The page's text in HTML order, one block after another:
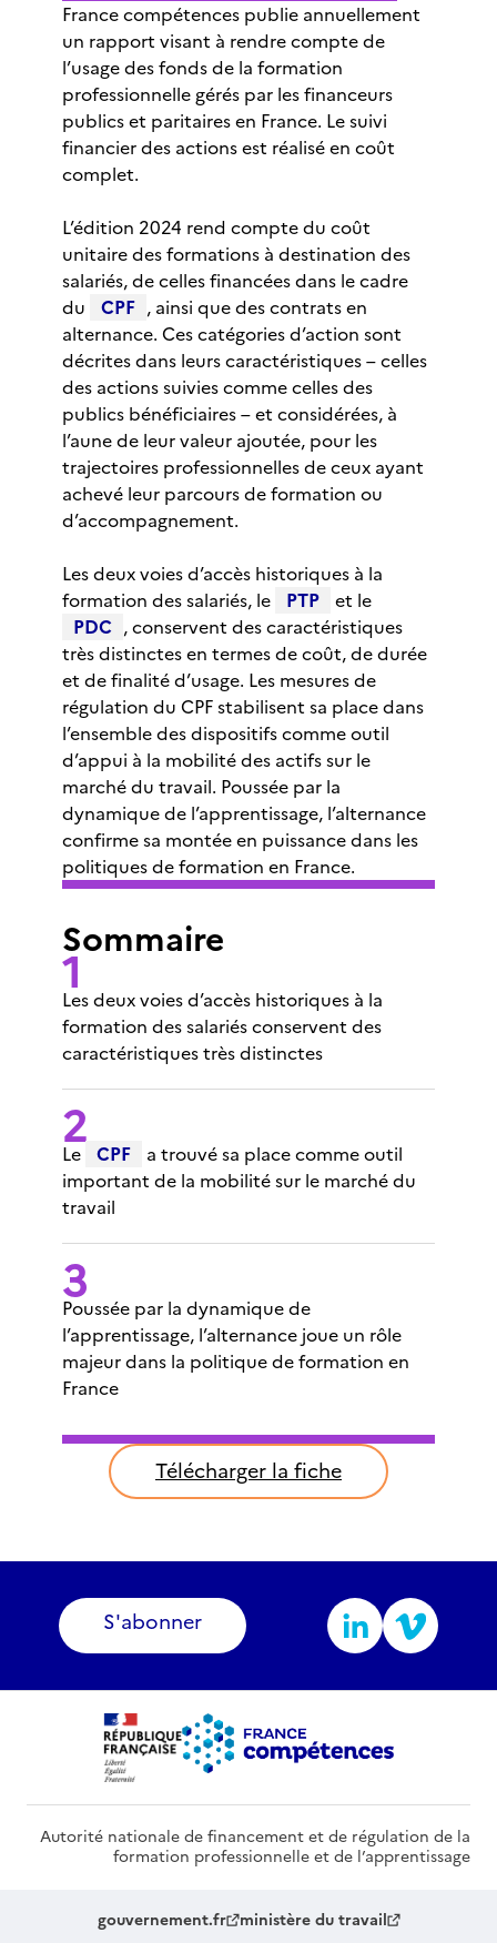
France compétences publie annuellement
un rapport visant à rendre compte de
l’usage des fonds de la formation
professionnelle gérés par les financeurs
publics et paritaires en France. Le suivi
financier des actions est réalisé en coût
complet.
L’édition 2024 rend compte du coût
unitaire des formations à destination des
salariés, de celles financées dans le cadre
du
CPF , ainsi que des contrats en
alternance. Ces catégories d’action sont
décrites dans leurs caractéristiques – celles
des actions suivies comme celles des
publics bénéficiaires – et considérées, à
l’aune de leur valeur ajoutée, pour les
trajectoires professionnelles de ceux ayant
achevé leur parcours de formation ou
d’accompagnement.
Les deux voies d’accès historiques à la
formation des salariés, le
PTP et le
PDC , conservent des caractéristiques
très distinctes en termes de coût, de durée
et de finalité d’usage. Les mesures de
régulation du CPF stabilisent sa place dans
l’ensemble des dispositifs comme outil
d’appui à la mobilité des actifs sur le
marché du travail. Poussée par la
dynamique de l’apprentissage, l’alternance
confirme sa montée en puissance dans les
politiques de formation en France.
Sommaire
Les deux voies d’accès historiques à la
formation des salariés conservent des
caractéristiques très distinctes
Le CPF
a trouvé sa place comme outil
important de la mobilité sur le marché du
travail
Poussée par la dynamique de
l’apprentissage, l’alternance joue un rôle
majeur dans la politique de formation en
France
Télécharger la fiche
S'abonner
Autorité nationale de financement et de régulation de la
formation professionnelle et de l’apprentissage
gouvernement.fr ministère du travail